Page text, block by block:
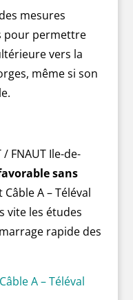
mesures
pour permettre
vers la
même si son
FNAUT Ile-de-
sans
A – Téléval
vite les études
rapide des
A – Téléval